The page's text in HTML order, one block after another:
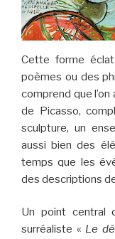
Cette forme
poèmes ou des
comprend que
de Picasso,
sculpture, un
aussi bien des
temps que les
des descriptions
Un point central
surréaliste « Le